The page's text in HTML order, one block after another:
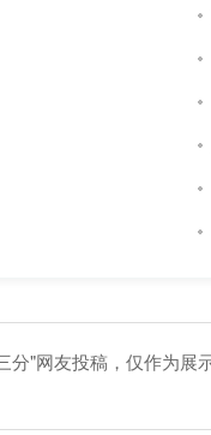
分"网友投稿，仅作为